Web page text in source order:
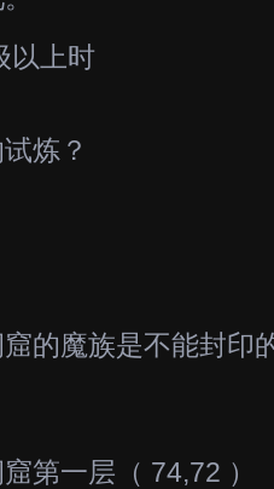
以上时
炼？
的魔族是不能封印
第一层（ 74,72 ）